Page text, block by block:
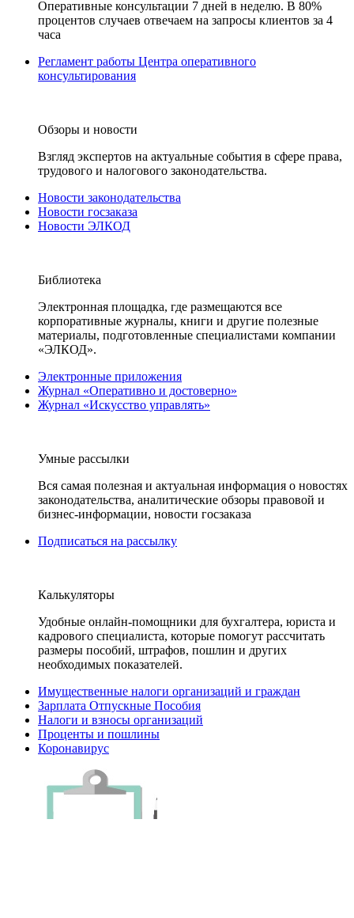
Оперативные консультации 7 дней в неделю. В 80%
процентов случаев отвечаем на запросы клиентов за 4
часа
Регламент работы Центра оперативного
консультирования
Обзоры и новости
Взгляд экспертов на актуальные события в сфере права,
трудового и налогового законодательства.
Новости законодательства
Новости госзаказа
Новости ЭЛКОД
Библиотека
Электронная площадка, где размещаются все
корпоративные журналы, книги и другие полезные
материалы, подготовленные специалистами компании
«ЭЛКОД».
Электронные приложения
Журнал «Оперативно и достоверно»
Журнал «Искусство управлять»
Умные рассылки
Вся самая полезная и актуальная информация о новостях
законодательства, аналитические обзоры правовой и
бизнес-информации, новости госзаказа
Подписаться на рассылку
Калькуляторы
Удобные онлайн-помощники для бухгалтера, юриста и
кадрового специалиста, которые помогут рассчитать
размеры пособий, штрафов, пошлин и других
необходимых показателей.
Имущественные налоги организаций и граждан
Зарплата Отпускные Пособия
Налоги и взносы организаций
Проценты и пошлины
Коронавирус